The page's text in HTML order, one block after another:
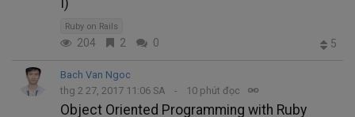
Ruby on Rails
204 2 0 5
Bach Van Ngoc
thg 2 27, 2017 11:06 SA
10 phút đọc
Object Oriented Programming with Ruby